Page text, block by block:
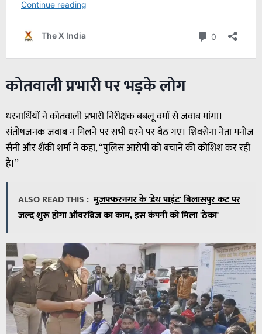
कोतवाली प्रभारी पर भड़के लोग
धरनार्थियों ने कोतवाली प्रभारी निरीक्षक बबलू वर्मा से जवाब मांगा।
संतोषजनक जवाब न मिलने पर सभी धरने पर बैठ गए। शिवसेना नेता मनोज
सैनी और शैंकी शर्मा ने कहा, “पुलिस आरोपी को बचाने की कोशिश कर रही
है।”
ALSO READ THIS : मुजफ्फरनगर के 'डेथ पाइंट' बिलासपुर कट पर
जल्द शुरू होगा ऑवरब्रिज का काम, इस कंपनी को मिला 'ठेका'